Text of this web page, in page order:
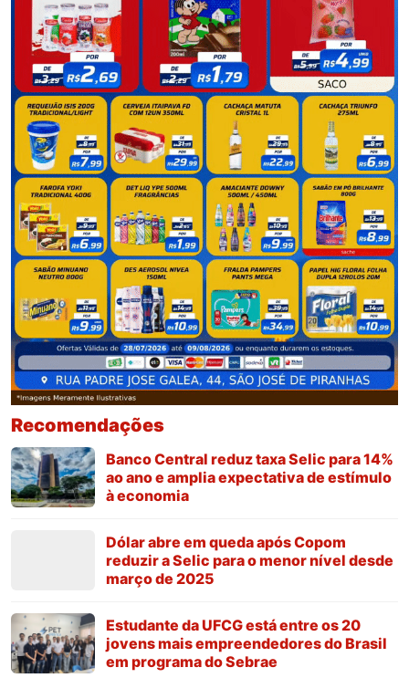
Recomendações
Banco Central reduz taxa Selic para 14%
ao ano e amplia expectativa de estímulo
à economia
Dólar abre em queda após Copom
reduzir a Selic para o menor nível desde
março de 2025
Estudante da UFCG está entre os 20
jovens mais empreendedores do Brasil
em programa do Sebrae